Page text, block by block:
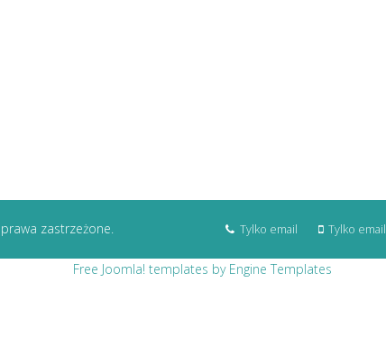
Tylko email Tylko email
zastrzeżone.
Free Joomla! templates by Engine Templates